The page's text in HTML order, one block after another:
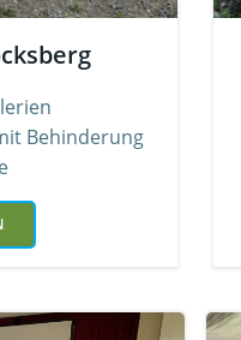
Behinderung